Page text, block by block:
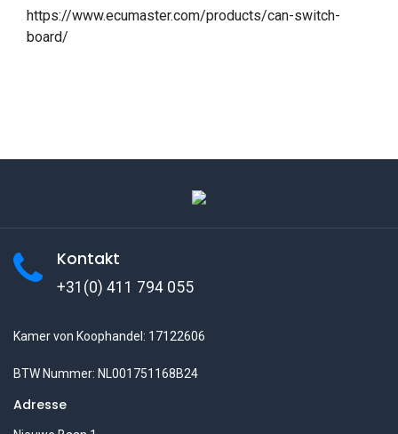
https://www.ecumaster.com/products/can-switch-
board/
Kontakt
+31(0) 411 794 055
Kamer von Koophandel: 17122606
BTW Nummer: NL001751168B24
Adresse